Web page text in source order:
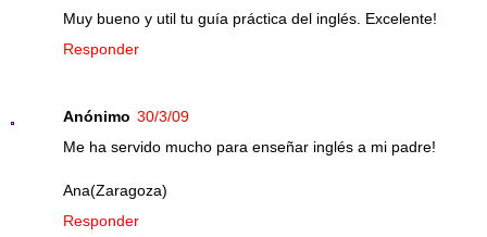
Muy bueno y util tu guía práctica del inglés. Excelente!
Responder
Anónimo 30/3/09
Me ha servido mucho para enseñar inglés a mi padre!
Ana(Zaragoza)
Responder